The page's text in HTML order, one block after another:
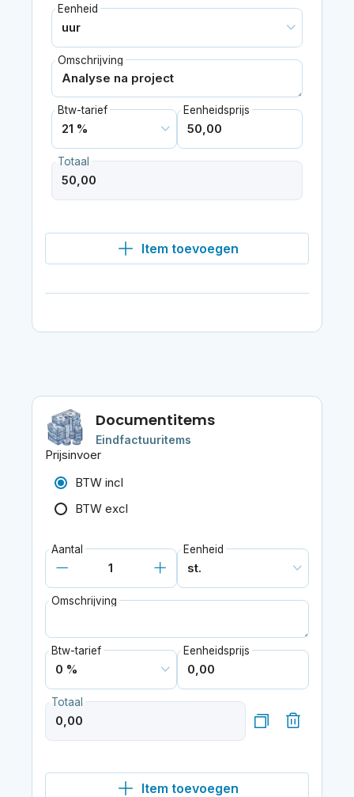
Eenheid
Omschrijving
Btw-tarief Eenheidsprijs
Totaal
Item toevoegen
Documentitems
Eindfactuuritems
Prijsinvoer
BTW incl
BTW excl
Aantal Eenheid
Omschrijving
Btw-tarief Eenheidsprijs
Totaal
Item toevoegen